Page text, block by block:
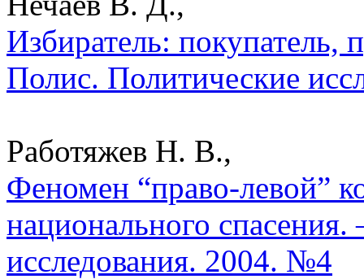
Избиратель: покупатель,
Полис. Политические
Работяжев Н. В.,
Феномен “право-левой”
национального
исследования. 2004. №4